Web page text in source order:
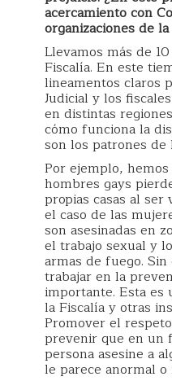
acercamiento con
organizaciones de
Llevamos más de
Fiscalía. En este
lineamentos claros
Judicial y los
en distintas
cómo funciona la
son los patrones de
Por ejemplo,
hombres gays
propias casas al ser
el caso de las
son asesinadas en
el trabajo sexual y
armas de fuego.
trabajar en la
importante. Esta es
la Fiscalía y otras
Promover el
prevenir que en un
persona asesine a
le parece anormal o